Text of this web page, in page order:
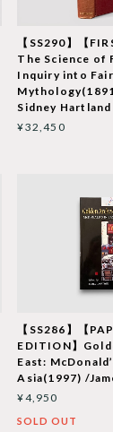
【SS290】【
The Science of
Inquiry into
Sidney Hartland
¥32,450
【SS286】【
EDITION】
East:
Asia(1997) /
¥4,950
SOLD OUT